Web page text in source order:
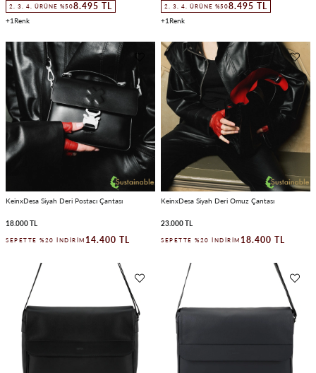
2. 3. 4. ÜRÜNE %508.495 TL
1
2. 3. 4. ÜRÜNE %508.495 TL
1
KeinxDesa Siyah Deri Postacı Çantası
18.000 TL
SEPETTE %20 İNDIRIM 14.400 TL
KeinxDesa Siyah Deri Omuz Çantası
23.000 TL
SEPETTE %20 İNDIRIM 18.400 TL